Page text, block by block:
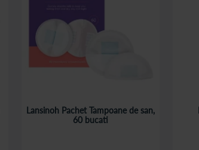
Lansinoh Pachet Tampoane de san,
60 bucati